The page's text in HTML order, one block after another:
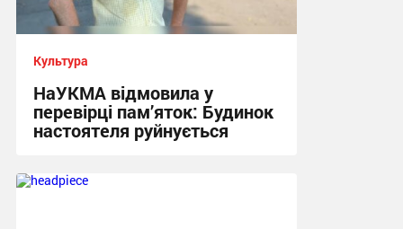
Культура
НаУКМА відмовила у
перевірці пам’яток: Будинок
настоятеля руйнується